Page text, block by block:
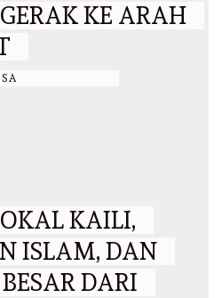
KE ARAH
KAILI,
ISLAM, DAN
DARI